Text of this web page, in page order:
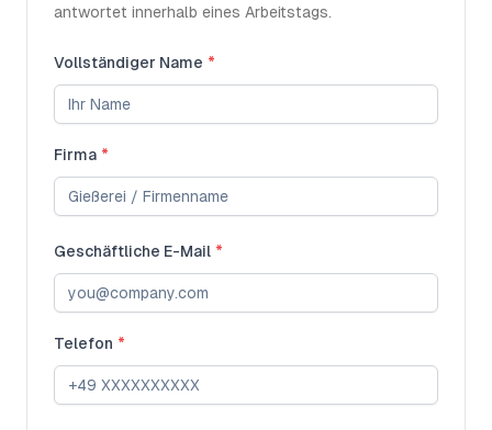
antwortet innerhalb eines Arbeitstags.
Vollständiger Name *
Firma *
Geschäftliche E-Mail *
Telefon *